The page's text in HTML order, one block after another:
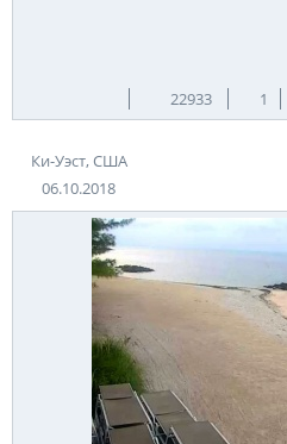
Ки-Уэст
22933 1
Ки-Уэст, США
06.10.2018